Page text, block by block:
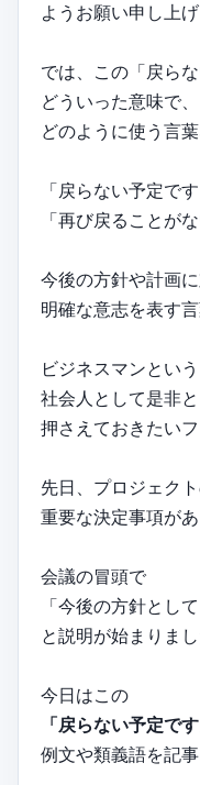
ようお願い申し上げ
では、この「戻ら
どういった意味で、
どのように使う言
「戻らない予定で
「再び戻ることが
今後の方針や計画
明確な意志を表す言
ビジネスマンとい
社会人として是非
押さえておきたいフ
先日、プロジェク
重要な決定事項があ
会議の冒頭で
「今後の方針とし
と説明が始まりまし
今日はこの
「戻らない予定で
例文や類義語を記事